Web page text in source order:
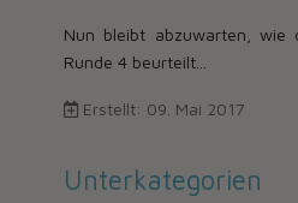
Nun bleibt abzuwarten, wie
Runde 4 beurteilt...
Erstellt: 09. Mai 2017
Unterkategorien